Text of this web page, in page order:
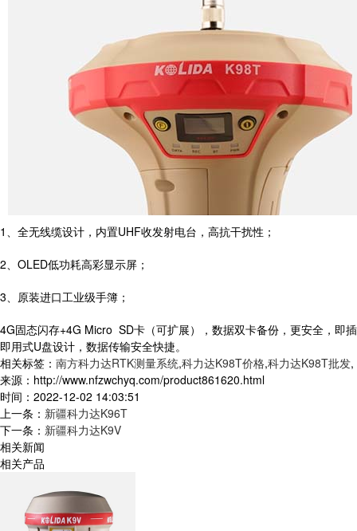
1、全无线缆设计，内置UHF收发射电台，高抗干扰性；
2、OLED低功耗高彩显示屏；
3、原装进口工业级手簿；
4G固态闪存+4G Micro SD卡（可扩展），数据双卡备份，更安全，即插
即用式U盘设计，数据传输安全快捷。
相关标签： 南方科力达RTK测量系统,科力达K98T价格,科力达K98T批发,
来源：http://www.nfzwchyq.com/product861620.html
时间：2022-12-02 14:03:51
上一条： 新疆科力达K96T
下一条： 新疆科力达K9V
相关新闻
相关产品